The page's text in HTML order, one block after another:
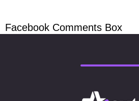
Facebook Comments Box